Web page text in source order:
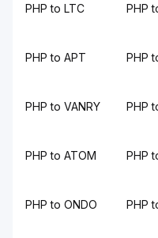
PHP to LTC PHP
PHP to APT PHP
PHP to VANRY PHP
PHP to ATOM PHP
PHP to ONDO PHP